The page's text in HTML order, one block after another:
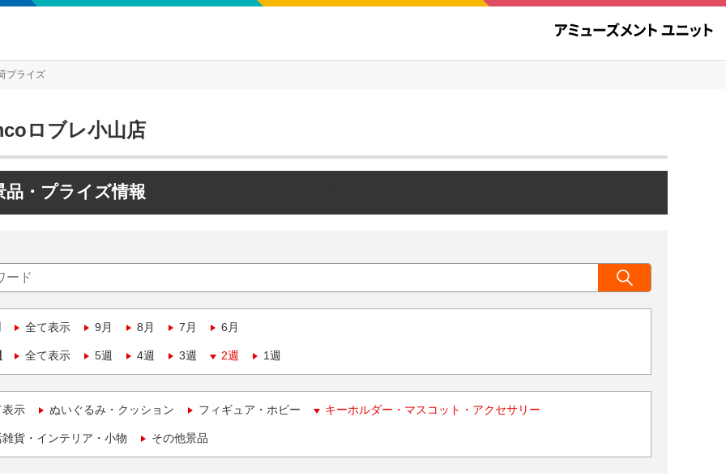
プライズ
ロブレ小山店
品・プライズ情報
全て表示 9月 8月 7月 6月
全て表示 5週 4週 3週 2週 1週
表示 ぬいぐるみ・クッション フィギュア・ホビー キーホルダー・マスコット・アクセサリー
貨・インテリア・小物 その他景品